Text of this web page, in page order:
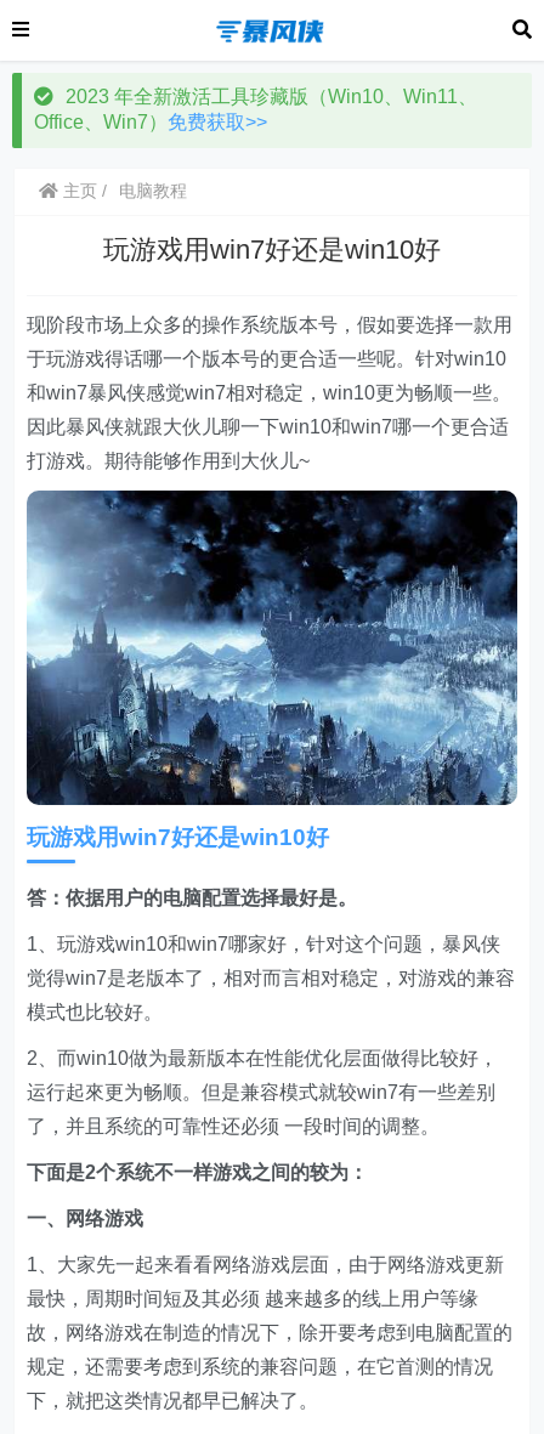
2023 年全新激活工具珍藏版（Win10、Win11、
Office、Win7） 免费获取>>
主页 电脑教程
玩游戏用win7好还是win10好
现阶段市场上众多的操作系统版本号，假如要选择一款用
于玩游戏得话哪一个版本号的更合适一些呢。针对win10
和win7暴风侠感觉win7相对稳定，win10更为畅顺一些。
因此暴风侠就跟大伙儿聊一下win10和win7哪一个更合适
打游戏。期待能够作用到大伙儿~
玩游戏用win7好还是win10好
答：依据用户的电脑配置选择最好是。
1、玩游戏win10和win7哪家好，针对这个问题，暴风侠
觉得win7是老版本了，相对而言相对稳定，对游戏的兼容
模式也比较好。
2、而win10做为最新版本在性能优化层面做得比较好，
运行起來更为畅顺。但是兼容模式就较win7有一些差别
了，并且系统的可靠性还必须 一段时间的调整。
下面是2个系统不一样游戏之间的较为：
一、网络游戏
1、大家先一起来看看网络游戏层面，由于网络游戏更新
最快，周期时间短及其必须 越来越多的线上用户等缘
故，网络游戏在制造的情况下，除开要考虑到电脑配置的
规定，还需要考虑到系统的兼容问题，在它首测的情况
下，就把这类情况都早已解决了。